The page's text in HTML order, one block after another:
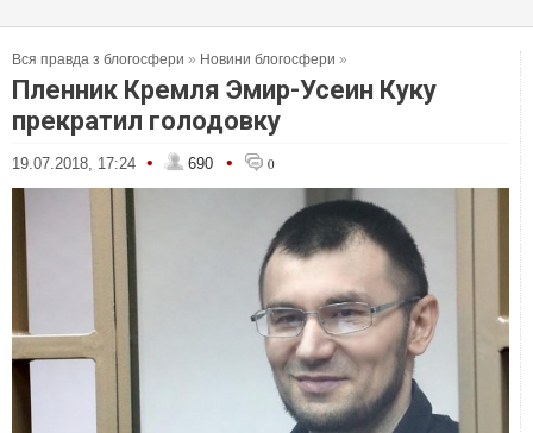
Вся правда з блогосфери » Новини блогосфери »
Пленник Кремля Эмир-Усеин Куку
прекратил голодовку
19.07.2018, 17:24 • 690 • 0